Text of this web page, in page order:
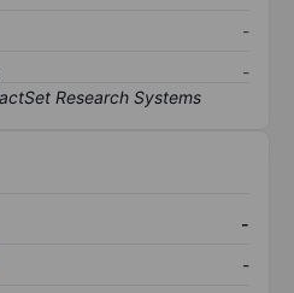
-
-
-
-